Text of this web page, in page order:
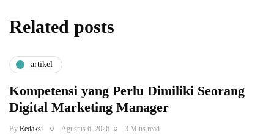
Related posts
artikel
Kompetensi yang Perlu Dimiliki Seorang
Digital Marketing Manager
By Redaksi Agustus 6, 2026 3 Mins read